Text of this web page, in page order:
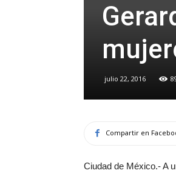
julio 22, 2016
Compartir en
Ciudad de México.- A